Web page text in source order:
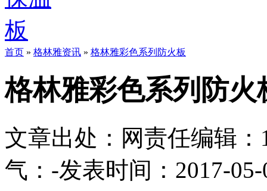
首页 » 格林雅资讯 » 格林雅彩色系列防火板
格林雅彩色系列防火
文章出处： 网责任编辑：
气： -发表时间：2017-